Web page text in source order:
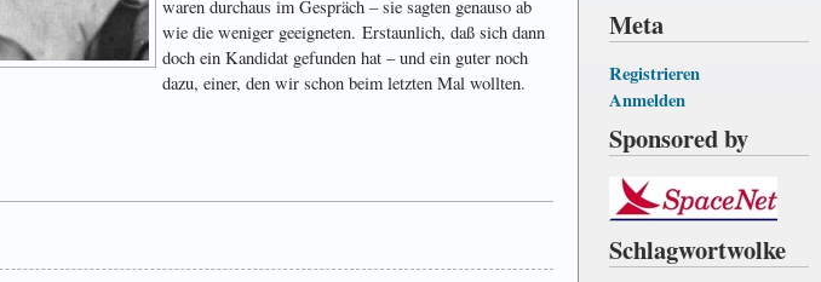
Meta
Registrieren
Anmelden
Sponsored by
Schlagwortwolke
waren durchaus im Gespräch – sie sagten genauso ab
wie die weniger geeigneten. Erstaunlich, daß sich dann
doch ein Kandidat gefunden hat – und ein guter noch
dazu, einer, den wir schon beim letzten Mal wollten.